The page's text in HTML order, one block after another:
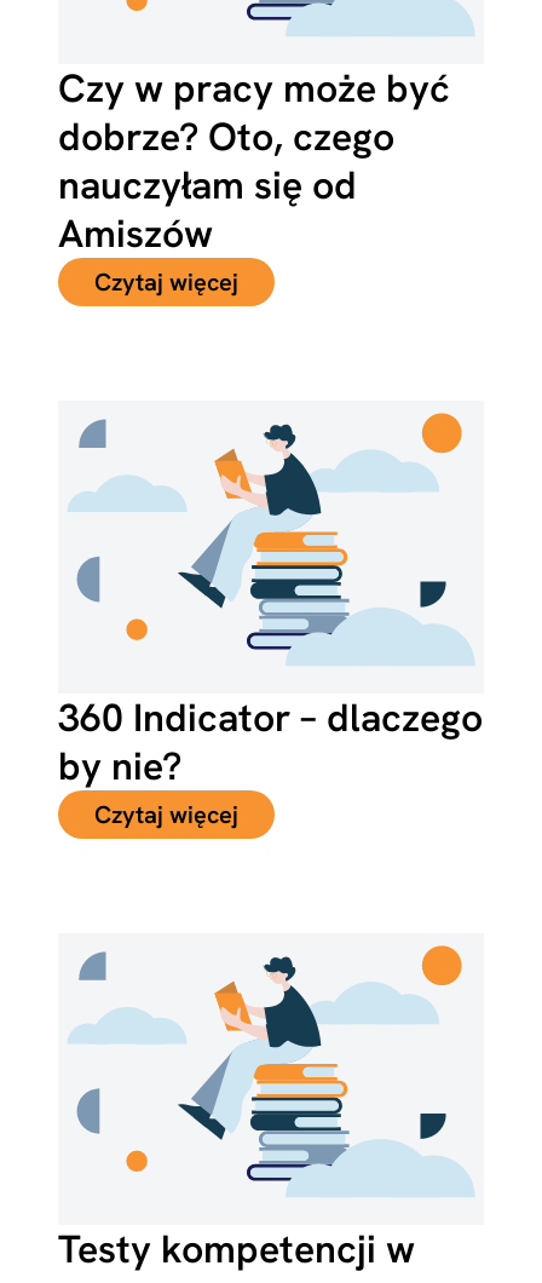
Czy w pracy może być
dobrze? Oto, czego
nauczyłam się od
Amiszów
Czytaj więcej
360 Indicator – dlaczego
by nie?
Czytaj więcej
Testy kompetencji w